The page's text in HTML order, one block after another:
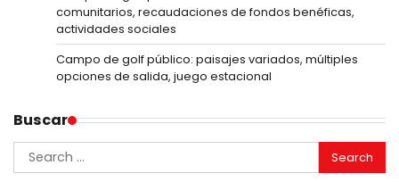
comunitarios, recaudaciones de fondos benéficas,
actividades sociales
Campo de golf público: paisajes variados, múltiples
opciones de salida, juego estacional
Buscar
Search
for: